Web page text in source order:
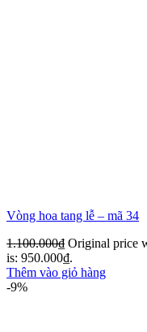
Vòng hoa tang lễ – mã 34
1.100.000₫ Original price
is: 950.000₫.
Thêm vào giỏ hàng
-9%